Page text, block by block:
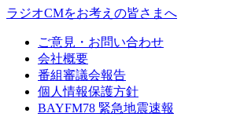
ラジオCMをお考えの皆さまへ
ご意見・お問い合わせ
会社概要
番組審議会報告
個人情報保護方針
BAYFM78 緊急地震速報